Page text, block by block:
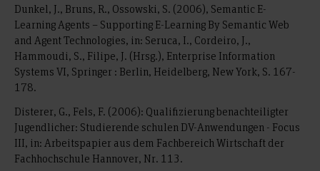
Dunkel, J., Bruns, R., Ossowski, S. (2006), Semantic E-
Learning Agents – Supporting E-Learning By Semantic Web
and Agent Technologies, in: Seruca, I., Cordeiro, J.,
Hammoudi, S., Filipe, J. (Hrsg.), Enterprise Information
Systems VI, Springer : Berlin, Heidelberg, New York, S. 167-
178.
Disterer, G., Fels, F. (2006): Qualifizierung benachteiligter
Jugendlicher: Studierende schulen DV-Anwendungen - Focus
III, in: Arbeitspapier aus dem Fachbereich Wirtschaft der
Fachhochschule Hannover, Nr. 113.